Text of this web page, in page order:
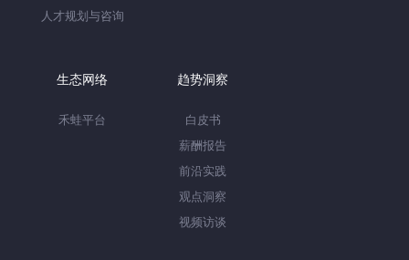
人才规划与咨询
生态网络
禾蛙平台
趋势洞察
白皮书
薪酬报告
前沿实践
观点洞察
视频访谈